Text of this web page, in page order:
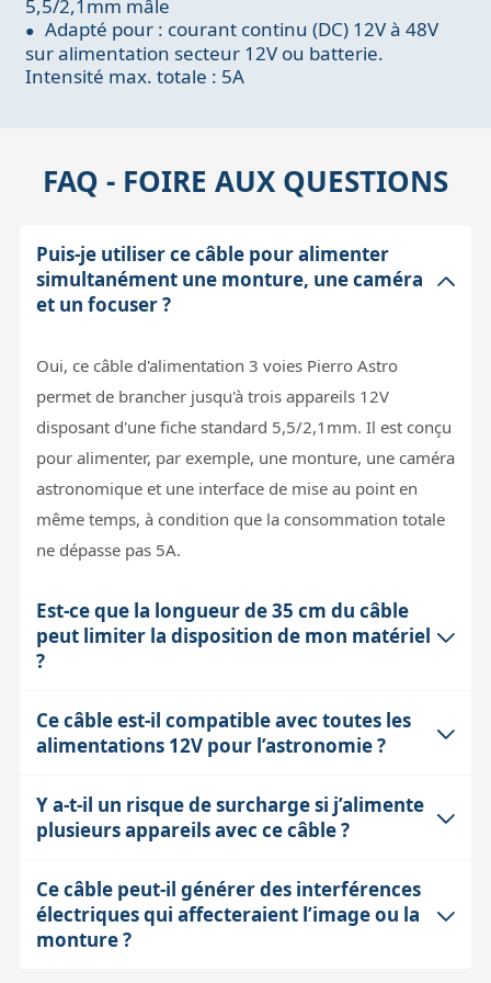
5,5/2,1mm mâle
Adapté pour : courant continu (DC) 12V à 48V
sur alimentation secteur 12V ou batterie.
Intensité max. totale : 5A
FAQ - FOIRE AUX QUESTIONS
Puis-je utiliser ce câble pour alimenter
simultanément une monture, une caméra
et un focuser ?
Oui, ce câble d'alimentation 3 voies Pierro Astro
permet de brancher jusqu'à trois appareils 12V
disposant d'une fiche standard 5,5/2,1mm. Il est conçu
pour alimenter, par exemple, une monture, une caméra
astronomique et une interface de mise au point en
même temps, à condition que la consommation totale
ne dépasse pas 5A.
Est-ce que la longueur de 35 cm du câble
peut limiter la disposition de mon matériel
?
Avec une longueur totale de 35 cm, ce câble reste
assez court, ce qui est idéal pour minimiser la perte de
nécessite que vos appareils soient proches les uns des
autres. Si vous avez besoin de plus de distance entre
les équipements, il faudra envisager des rallonges
adaptées.
Ce câble est-il compatible avec toutes les
alimentations 12V pour l’astronomie ?
Ce câble est compatible avec les alimentations
fournissant du courant continu (DC) entre 12V et 48V,
matériel d’astronomie. La fiche 5,5/2,1mm est un
standard courant, mais il faut vérifier que vos appareils
Y a-t-il un risque de surcharge si j’alimente
plusieurs appareils avec ce câble ?
Le câble supporte une intensité maximale totale de 5A.
Il est donc important de calculer la consommation
cumulée de vos appareils pour ne pas dépasser cette
Ce câble peut-il générer des interférences
électriques qui affecteraient l’image ou la
monture ?